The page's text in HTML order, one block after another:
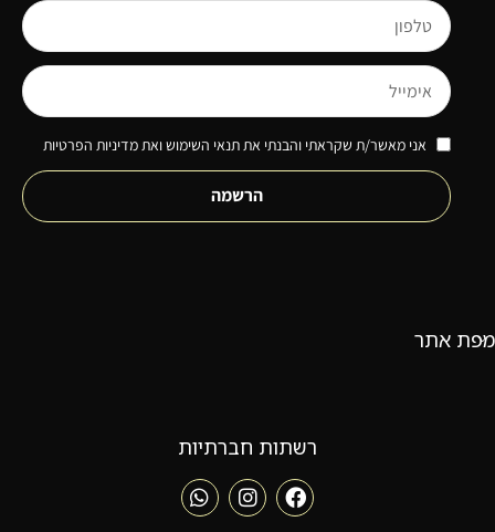
אני מאשר/ת שקראתי והבנתי את תנאי השימוש ואת מדיניות הפרטיות
הרשמה
מפת אתר
רשתות חברתיות